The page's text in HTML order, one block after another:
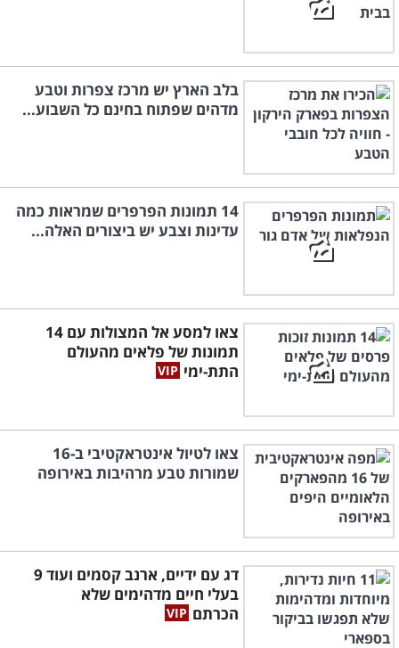
בלב הארץ יש מרכז צפרות וטבע
מדהים שפתוח בחינם כל השבוע...
14 תמונות הפרפרים שמראות כמה
עדינות וצבע יש ביצורים האלה...
צאו למסע אל המצולות עם 14
תמונות של פלאים מהעולם
התת-ימי
צאו לטיול אינטראקטיבי ב-16
שמורות טבע מרהיבות באירופה
דג עם ידיים, ארנב קסמים ועוד 9
בעלי חיים מדהימים שלא
הכרתם